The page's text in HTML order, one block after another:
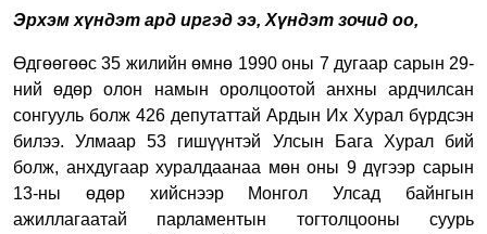
Эрхэм хүндэт ард иргэд ээ, Хүндэт зочид оо,
Өдгөөгөөс 35 жилийн өмнө 1990 оны 7 дугаар сарын 29-
ний өдөр олон намын оролцоотой анхны ардчилсан
сонгууль болж 426 депутаттай Ардын Их Хурал бүрдсэн
билээ. Улмаар 53 гишүүнтэй Улсын Бага Хурал бий
болж, анхдугаар хуралдаанаа мөн оны 9 дүгээр сарын
13-ны өдөр хийснээр Монгол Улсад байнгын
ажиллагаатай парламентын тогтолцооны суурь